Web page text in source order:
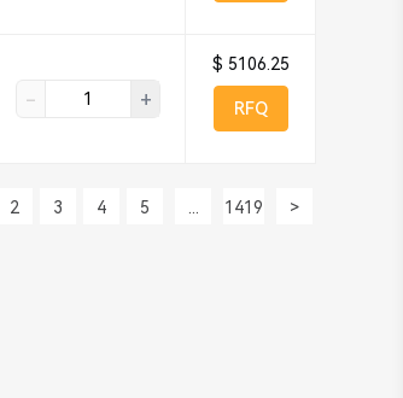
- +
$ 5106.25
RFQ
2 3 4 5 1419 >